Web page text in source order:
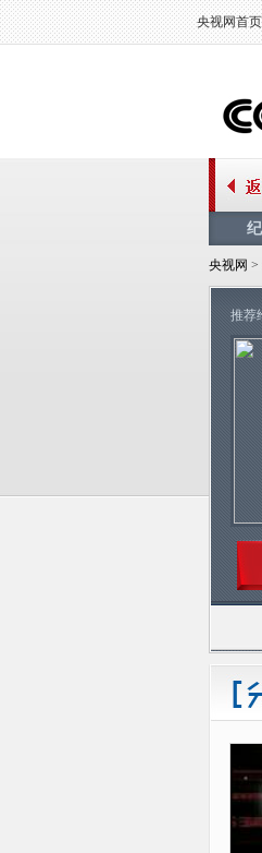
央视网首页
央视网 >
推荐